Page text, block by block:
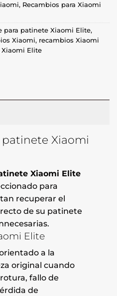
, Recambios para Xiaomi
para patinete Xiaomi Elite,
Xiaomi, recambios Xiaomi
Xiaomi Elite
Xiaomi
Xiaomi Elite
para
recuperar el
de su patinete
Elite
a la
original cuando
fallo de
de